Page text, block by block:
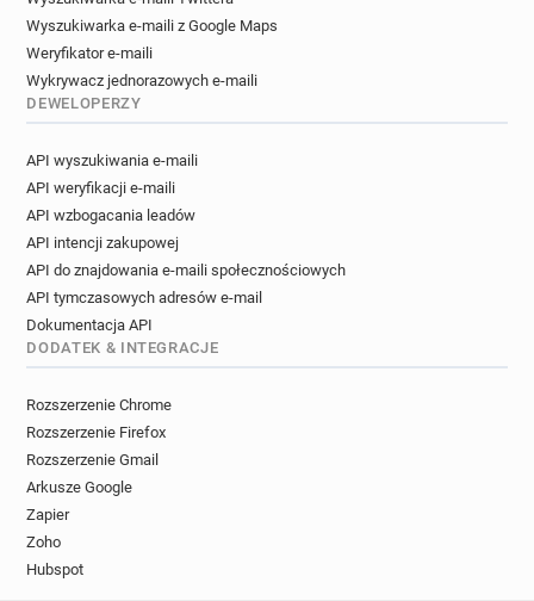
Wyszukiwarka e-maili z Google Maps
Weryfikator e-maili
Wykrywacz jednorazowych e-maili
DEWELOPERZY
API wyszukiwania e-maili
API weryfikacji e-maili
API wzbogacania leadów
API intencji zakupowej
API do znajdowania e-maili społecznościowych
API tymczasowych adresów e-mail
Dokumentacja API
DODATEK & INTEGRACJE
Rozszerzenie Chrome
Rozszerzenie Firefox
Rozszerzenie Gmail
Arkusze Google
Zapier
Zoho
Hubspot